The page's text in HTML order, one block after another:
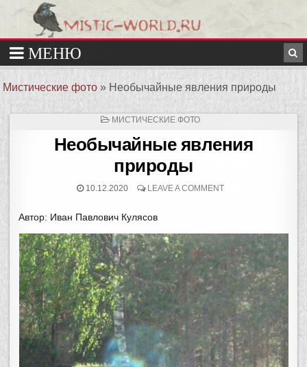
Мистические фото » Необычайные явления природы
ОПУБЛИКОВАНО
МИСТИЧЕСКИЕ ФОТО
Необычайные явления
природы
10.12.2020 LEAVE A COMMENT
Автор: Иван Павлович Кулясов